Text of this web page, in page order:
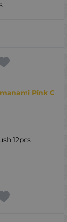
Pink G
12pcs